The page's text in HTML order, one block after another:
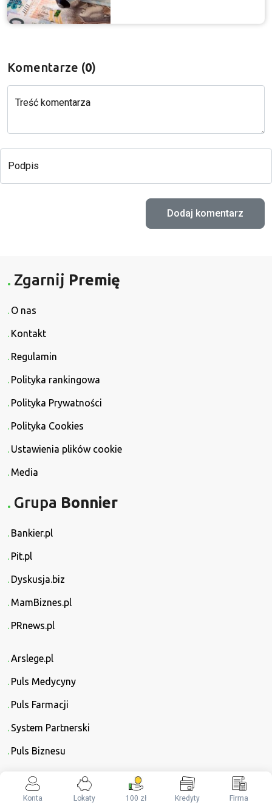
Komentarze (0)
Treść komentarza
Podpis
Zgarnij Premię
O nas
Kontakt
Regulamin
Polityka rankingowa
Polityka Prywatności
Polityka Cookies
Ustawienia plików cookie
Media
Grupa Bonnier
Bankier.pl
Pit.pl
Dyskusja.biz
MamBiznes.pl
PRnews.pl
Arslege.pl
Puls Medycyny
Puls Farmacji
System Partnerski
Puls Biznesu
Wszystkie informacje oraz dane zamieszczone w serwisie ZgarnijPremie.pl
nie stanowią oferty, usługi doradztwa ani rekomendacji inwestycyjnych w
rozumieniu Rozporządzenia Ministra Finansów z dnia 19 października 2005
Konta Lokaty 100 zł Kredyty Firma